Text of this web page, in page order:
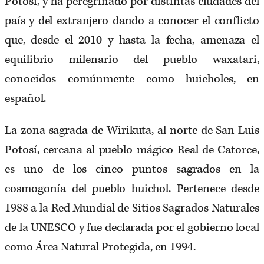
país y del extranjero dando a conocer el conflicto
que, desde el 2010 y hasta la fecha, amenaza el
equilibrio milenario del pueblo waxatari,
conocidos comúnmente como huicholes, en
español.
La zona sagrada de Wirikuta, al norte de San Luis
Potosí, cercana al pueblo mágico Real de Catorce,
es uno de los cinco puntos sagrados en la
cosmogonía del pueblo huichol. Pertenece desde
1988 a la Red Mundial de Sitios Sagrados Naturales
de la UNESCO y fue declarada por el gobierno local
como Área Natural Protegida, en 1994.